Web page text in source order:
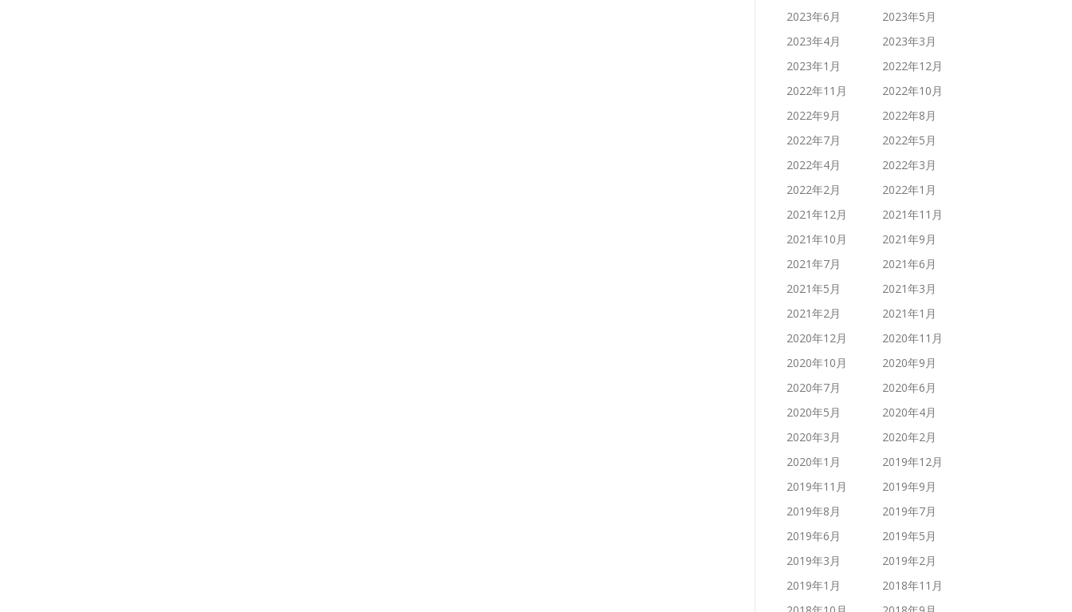
2023年6月
2023年5月
2023年4月
2023年3月
2023年1月
2022年12月
2022年11月
2022年10月
2022年9月
2022年8月
2022年7月
2022年5月
2022年4月
2022年3月
2022年2月
2022年1月
2021年12月
2021年11月
2021年10月
2021年9月
2021年7月
2021年6月
2021年5月
2021年3月
2021年2月
2021年1月
2020年12月
2020年11月
2020年10月
2020年9月
2020年7月
2020年6月
2020年5月
2020年4月
2020年3月
2020年2月
2020年1月
2019年12月
2019年11月
2019年9月
2019年8月
2019年7月
2019年6月
2019年5月
2019年3月
2019年2月
2019年1月
2018年11月